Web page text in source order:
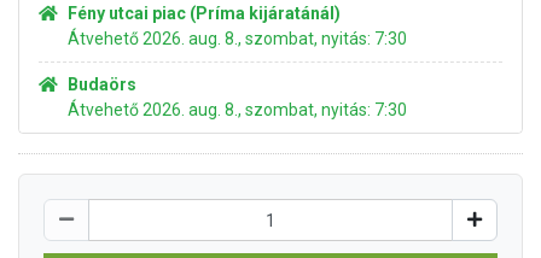
Fény utcai piac (Príma kijáratánál)
Átvehető 2026. aug. 8., szombat, nyitás: 7:30
Budaörs
Átvehető 2026. aug. 8., szombat, nyitás: 7:30